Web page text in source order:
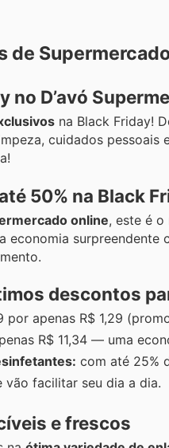
D’avó
na Black Friday!
cuidados
50% na Black
online, este é
economia surpreendente
descontos
por apenas R$ 1,29
R$ 11,34 — uma
com até 25%
vão facilitar seu dia a dia.
e frescos